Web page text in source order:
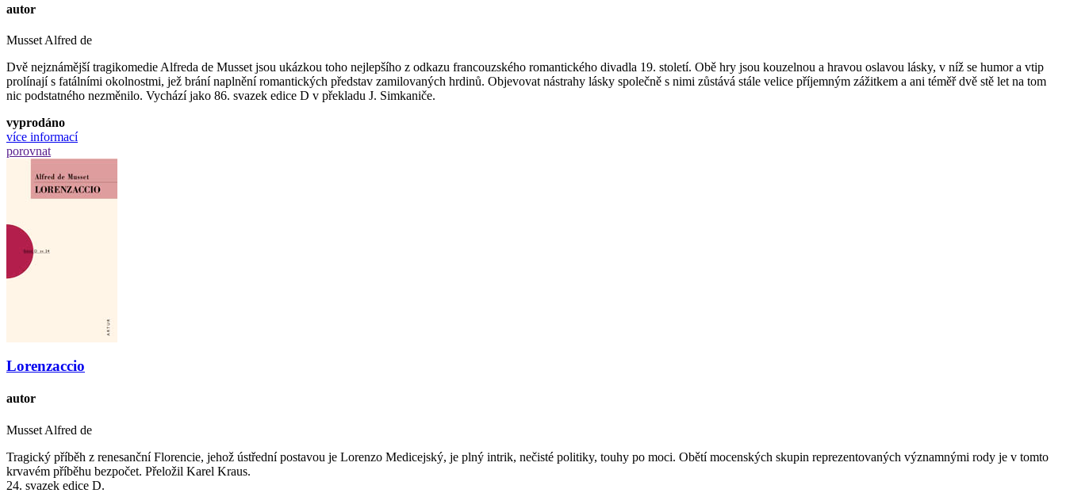
autor
Musset Alfred de
Dvě nejznámější tragikomedie Alfreda de Musset jsou ukázkou toho nejlepšího z odkazu francouzského romantického divadla 19. století. Obě hry jsou kouzelnou a hravou oslavou lásky, v níž se humor a vtip
prolínají s fatálními okolnostmi, jež brání naplnění romantických představ zamilovaných hrdinů. Objevovat nástrahy lásky společně s nimi zůstává stále velice příjemným zážitkem a ani téměř dvě stě let na tom
nic podstatného nezměnilo. Vychází jako 86. svazek edice D v překladu J. Simkaniče.
vyprodáno
více informací
porovnat
Lorenzaccio
autor
Musset Alfred de
Tragický příběh z renesanční Florencie, jehož ústřední postavou je Lorenzo Medicejský, je plný intrik, nečisté politiky, touhy po moci. Obětí mocenských skupin reprezentovaných významnými rody je v tomto
krvavém příběhu bezpočet. Přeložil Karel Kraus.
24. svazek edice D.